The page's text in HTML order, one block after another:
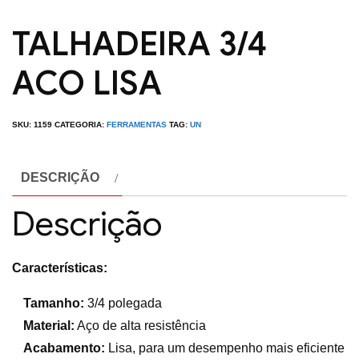
TALHADEIRA 3/4
ACO LISA
SKU: 1159 CATEGORIA: FERRAMENTAS TAG: UN
DESCRIÇÃO
Descrição
Características:
Tamanho: 3/4 polegada
Material: Aço de alta resistência
Acabamento: Lisa, para um desempenho mais eficiente